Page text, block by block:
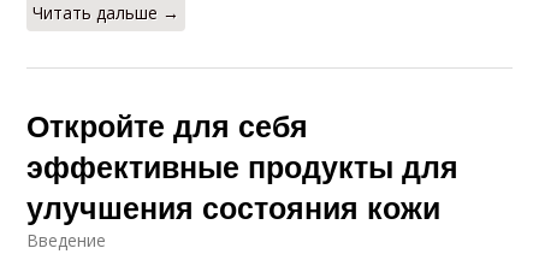
Читать дальше →
Откройте для себя
эффективные продукты для
улучшения состояния кожи
Введение